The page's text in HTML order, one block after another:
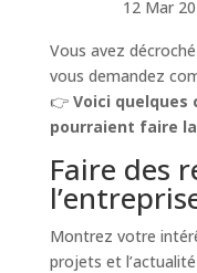
12 Mar
Vous avez
vous demandez
👉 Voici quelques
pourraient faire
Faire des
Montrez votre
projets et l’actualité